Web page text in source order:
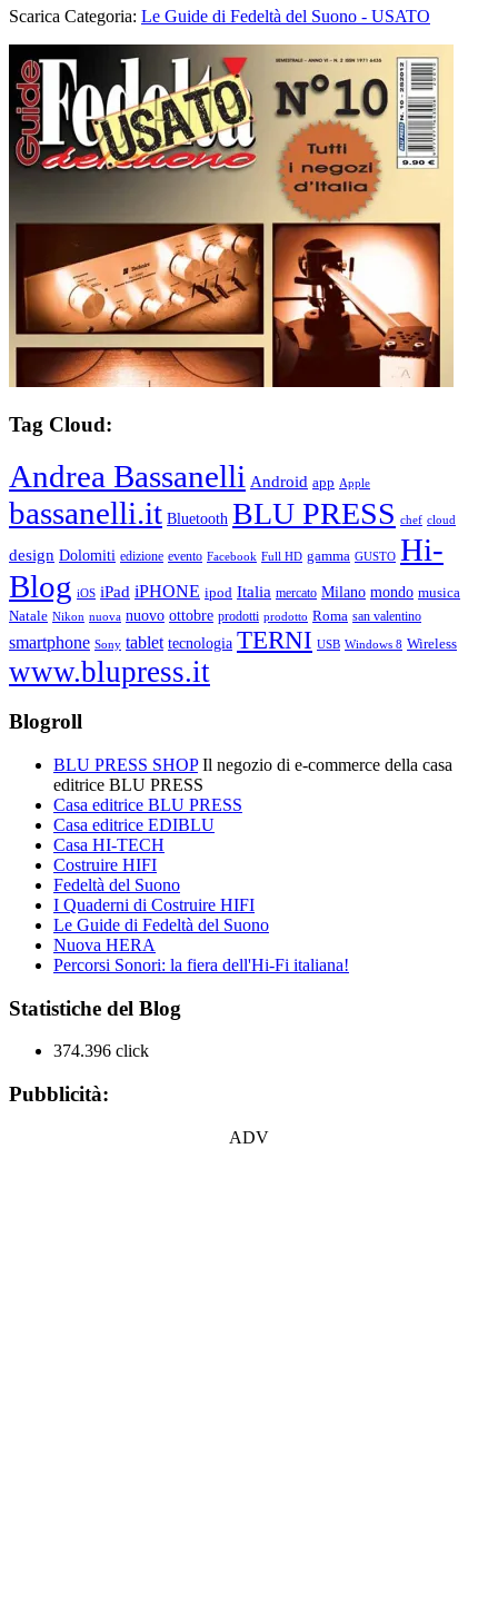
Scarica Categoria: Le Guide di Fedeltà del Suono - USATO
Tag Cloud:
Andrea Bassanelli Android app Apple
bassanelli.it Bluetooth BLU PRESS chef cloud
design Dolomiti edizione evento Facebook Full HD gamma GUSTO Hi-
Blog iOS iPad iPHONE ipod Italia mercato Milano mondo musica
Natale Nikon nuova nuovo ottobre prodotti prodotto Roma san valentino
smartphone Sony tablet tecnologia TERNI USB Windows 8 Wireless
www.blupress.it
Blogroll
BLU PRESS SHOPIl negozio di e-commerce della casa
editrice BLU PRESS
Casa editrice BLU PRESS
Casa editrice EDIBLU
Casa HI-TECH
Costruire HIFI
Fedeltà del Suono
I Quaderni di Costruire HIFI
Le Guide di Fedeltà del Suono
Nuova HERA
Percorsi Sonori: la fiera dell'Hi-Fi italiana!
Statistiche del Blog
374.396 click
Pubblicità:
ADV